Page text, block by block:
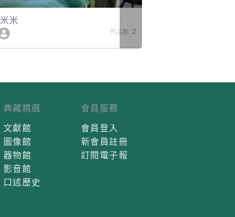
米米
作品數 2
典藏精選
文獻館
圖像館
器物館
影音館
口述歷史
會員服務
會員登入
新會員註冊
訂閱電子報